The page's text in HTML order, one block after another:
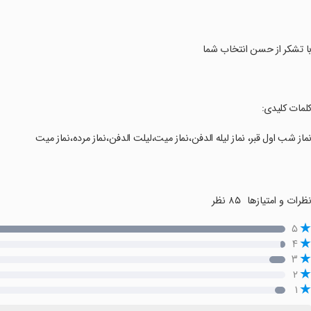
‏با تشکر از حسن انتخاب شما
‏کلمات کلیدی:
‏نماز شب اول قبر، نماز لیله الدفن،نماز میت،لیلت الدفن،نماز مرده،نماز میت
نظرات و امتیازها ۸۵ نظر
۵
۴
۳
۲
۱